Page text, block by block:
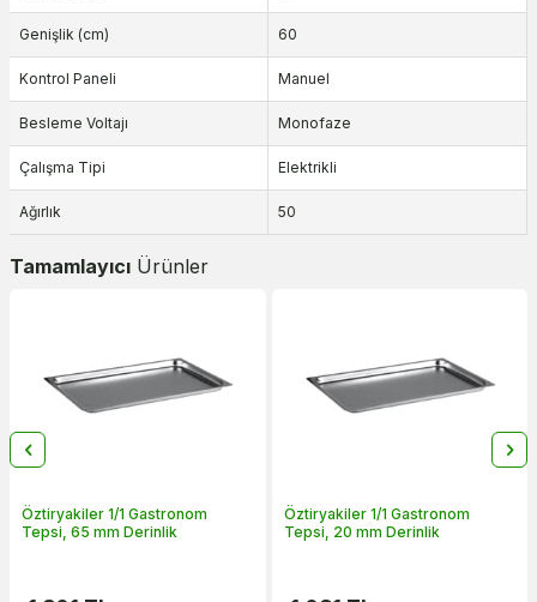
Genişlik (cm) 60
Kontrol Paneli Manuel
Besleme Voltajı Monofaze
Çalışma Tipi Elektrikli
Ağırlık 50
Tamamlayıcı Ürünler
Öztiryakiler 1/1 Gastronom
Tepsi, 65 mm Derinlik
Öztiryakiler 1/1 Gastronom
Tepsi, 20 mm Derinlik